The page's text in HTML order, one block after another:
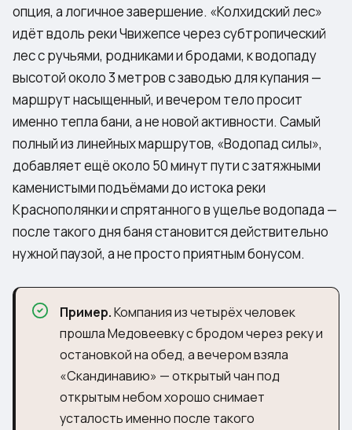
опция, а логичное завершение. «Колхидский лес»
идёт вдоль реки Чвижепсе через субтропический
лес с ручьями, родниками и бродами, к водопаду
высотой около 3 метров с заводью для купания —
маршрут насыщенный, и вечером тело просит
именно тепла бани, а не новой активности. Самый
полный из линейных маршрутов, «Водопад силы»,
добавляет ещё около 50 минут пути с затяжными
каменистыми подъёмами до истока реки
Краснополянки и спрятанного в ущелье водопада —
после такого дня баня становится действительно
нужной паузой, а не просто приятным бонусом.
Пример.Компания из четырёх человек
прошла Медовеевку с бродом через реку и
остановкой на обед, а вечером взяла
«Скандинавию» — открытый чан под
открытым небом хорошо снимает
усталость именно после такого